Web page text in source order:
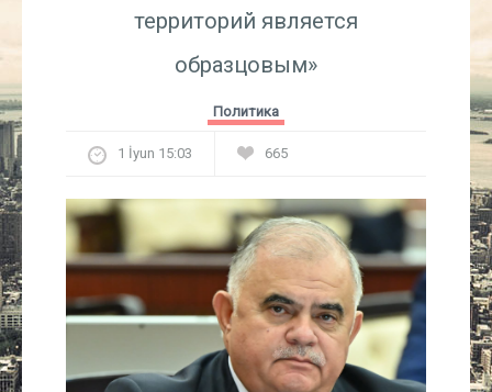
Интервью
Виды спорта
Проект
Литература
территорий является
образцовым»
Политика
1 İyun 15:03 665